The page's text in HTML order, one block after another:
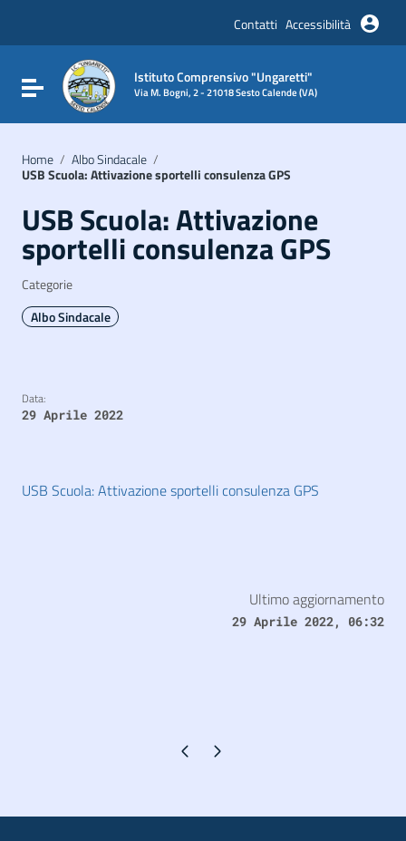
Vai al footer
Contatti Accessibilità
Attiva / disattiva la navigazione
Istituto Comprensivo "Ungaretti"
Via M. Bogni, 2 - 21018 Sesto Calende (VA)
Home / Albo Sindacale /
USB Scuola: Attivazione sportelli consulenza GPS
USB Scuola: Attivazione
sportelli consulenza GPS
Categorie
Albo Sindacale
Data:
29 Aprile 2022
USB Scuola: Attivazione sportelli consulenza GPS
Ultimo aggiornamento
29 Aprile 2022, 06:32
Pagina precedente
Pagina successiva